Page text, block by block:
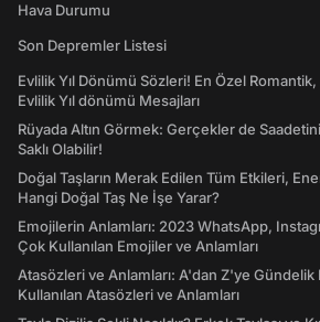
Hava Durumu
Son Depremler Listesi
Evlilik Yıl Dönümü Sözleri! En Özel
Evlilik Yıl dönümü Mesajları
Rüyada Altın Görmek: Gerçekler de
Saklı Olabilir!
Doğal Taşların Merak Edilen Tüm Etkileri,
Hangi Doğal Taş Ne İşe Yarar?
Emojilerin Anlamları: 2023 WhatsApp,
Çok Kullanılan Emojiler ve Anlamları
Atasözleri ve Anlamları: A'dan Z'ye Gündelik
Kullanılan Atasözleri ve Anlamları